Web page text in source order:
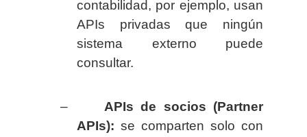
contabilidad, por ejemplo, usan
APIs privadas que ningún
sistema externo puede
consultar.
–
APIs de socios (Partner
APIs): se comparten solo con